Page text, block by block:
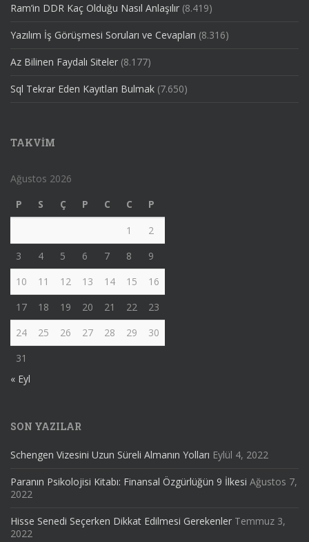
Ram’in DDR Kaç Olduğu Nasıl Anlaşılır (8.419)
Yazılım İş Görüşmesi Soruları ve Cevapları (8.316)
Az Bilinen Faydalı Siteler (8.177)
Sql Tekrar Eden Kayıtları Bulmak (7.650)
TAKVIM
Ağustos 2026
P
S Ç P C C
P
1
2
3
4 5 6 7 8
9
10
11 12 13 14 15
16
17
18 19 20 21 22
23
24
25 26 27 28 29
30
31
« Eyl
SON YAZILAR
Schengen Vizesini Uzun Süreli Almanın Yolları Eylül 4, 2022
Paranın Psikolojisi Kitabı: Finansal Özgürlüğün 9 İlkesi Ağustos 7,
2022
Hisse Senedi Seçerken Dikkat Edilmesi Gerekenler Temmuz 3,
2022